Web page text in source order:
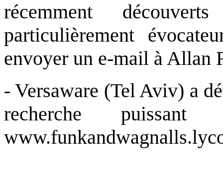
récemment
particulièrement
envoyer un e-mail à Allan
- Versaware (Tel Aviv) a
recherche